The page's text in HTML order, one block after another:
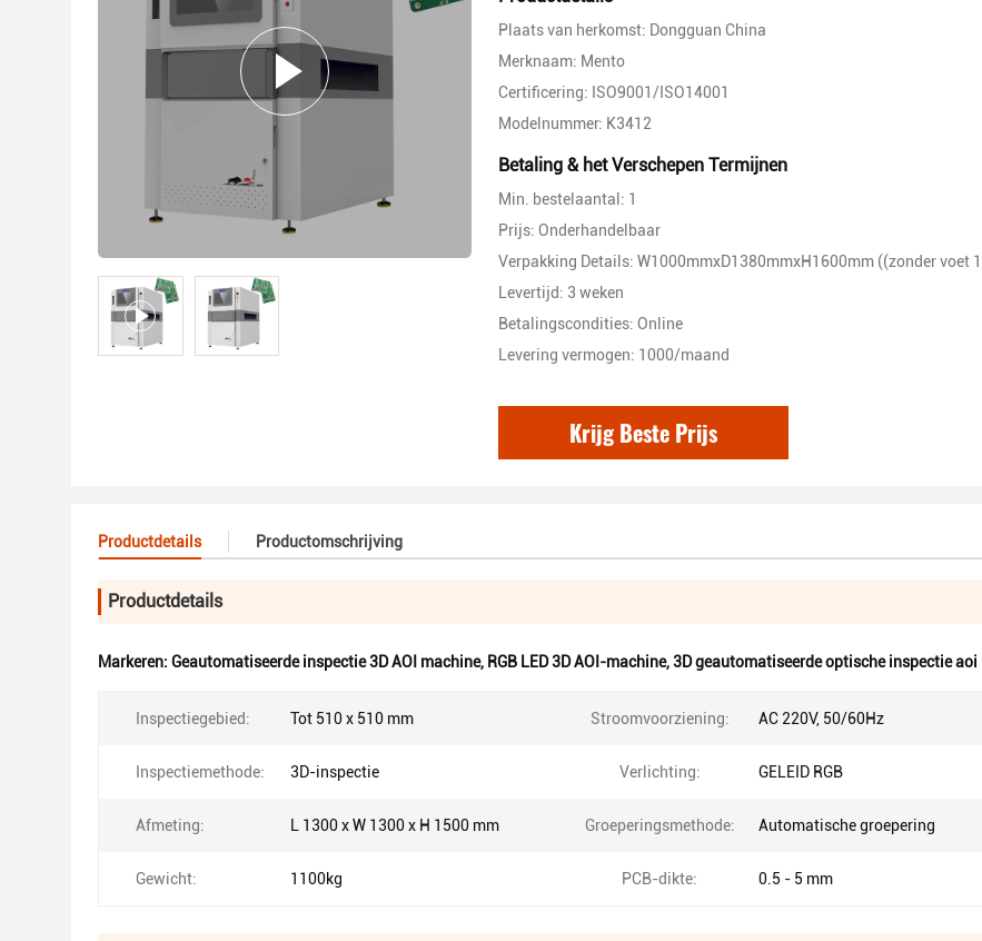
Plaats van herkomst: Dongguan China
Merknaam: Mento
Certificering: ISO9001/ISO14001
Modelnummer: K3412
Betaling & het Verschepen Termijnen
Min. bestelaantal: 1
Prijs: Onderhandelbaar
Verpakking Details: W1000mmxD1380mmxH1600mm ((zonder voet
Levertijd: 3 weken
Betalingscondities: Online
Levering vermogen: 1000/maand
Krijg Beste Prijs
Productdetails Productomschrijving
Productdetails
Markeren: Geautomatiseerde inspectie 3D AOI machine, RGB LED 3D AOI-machine,3D geautomatiseerde optische inspectie aoi
Inspectiegebied: Tot 510 x 510 mm Stroomvoorziening: AC 220V, 50/60Hz
Inspectiemethode: 3D-inspectie Verlichting: GELEID RGB
Afmeting: L 1300 x W 1300 x H 1500 mm Groeperingsmethode: Automatische groepering
Gewicht: 1100kg PCB-dikte: 0.5 - 5 mm